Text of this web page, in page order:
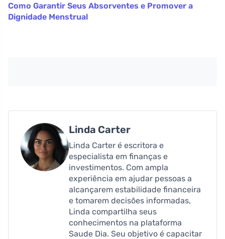
Como Garantir Seus Absorventes e Promover a
Dignidade Menstrual
Linda Carter
Linda Carter é escritora e
especialista em finanças e
investimentos. Com ampla
experiência em ajudar pessoas a
alcançarem estabilidade financeira
e tomarem decisões informadas,
Linda compartilha seus
conhecimentos na plataforma
Saude Dia. Seu objetivo é capacitar